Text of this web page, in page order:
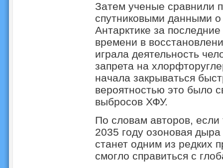
Затем ученые сравнили
спутниковыми данными о
Антарктике за
времени в
играла деятельность
запрета на
начала закрываться
вероятностью это было
выбросов ХФУ.
По словам авторов, если
2035 году озоновая
станет одним из редких
смогло справиться с